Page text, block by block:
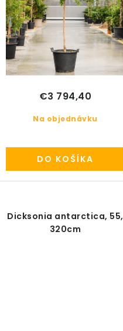
Na objednávku
€3 794,40
DO KOŠÍKA
Dicksonia antarctica, 55,
320cm